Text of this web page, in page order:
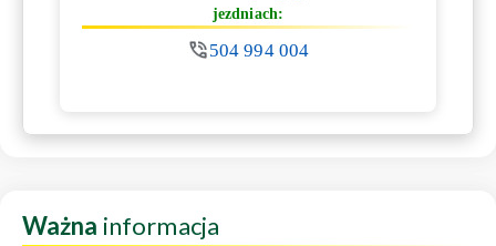
jezdniach:
504 994 004
Ważna informacja